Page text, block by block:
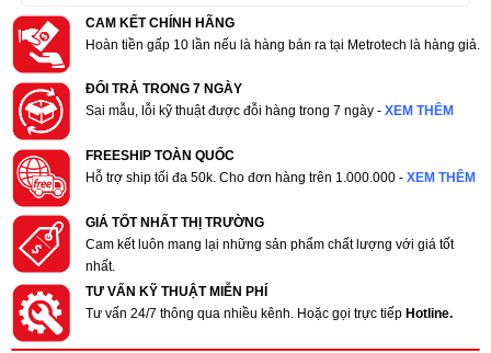
CAM KẾT CHÍNH HÃNG
Hoàn tiền gấp 10 lần nếu là hàng bán ra tại Metrotech là hàng giả.
ĐỔI TRẢ TRONG 7 NGÀY
Sai mẫu, lỗi kỹ thuật được đỗi hàng trong 7 ngày - XEM THÊM
FREESHIP TOÀN QUỐC
Hỗ trợ ship tối đa 50k. Cho đơn hàng trên 1.000.000 - XEM THÊM
GIÁ TỐT NHẤT THỊ TRƯỜNG
Cam kết luôn mang lại những sản phẩm chất lượng với giá tốt
nhất.
TƯ VẤN KỸ THUẬT MIỄN PHÍ
Tư vấn 24/7 thông qua nhiều kênh. Hoặc gọi trực tiếp Hotline.